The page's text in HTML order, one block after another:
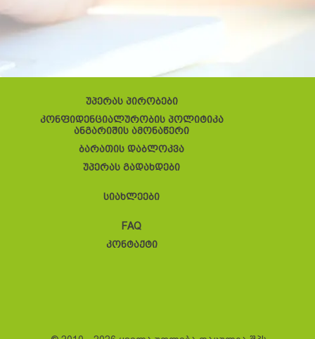
უპერას პირობები
კონფიდენციალურობის პოლიტიკა
ანგარიშის ამონაწერი
ბარათის დაბლოკვა
უპერას გადახდები
სიახლეები
FAQ
კონტაქტი